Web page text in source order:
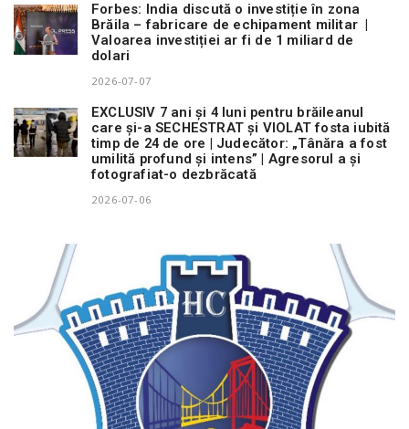
Forbes: India discută o investiție în zona
Brăila – fabricare de echipament militar |
Valoarea investiției ar fi de 1 miliard de
dolari
2026-07-07
EXCLUSIV 7 ani și 4 luni pentru brăileanul
care și-a SECHESTRAT și VIOLAT fosta iubită
timp de 24 de ore | Judecător: „Tânăra a fost
umilită profund și intens” | Agresorul a și
fotografiat-o dezbrăcată
2026-07-06